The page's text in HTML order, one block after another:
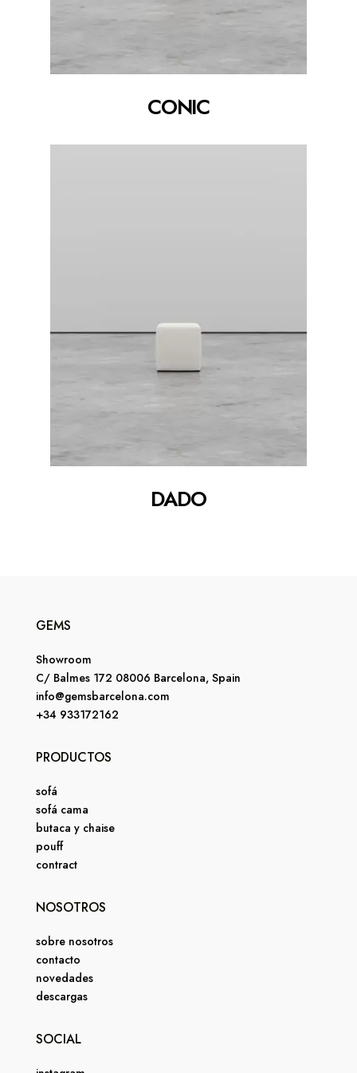
CONIC
DADO
GEMS
Showroom
C/ Balmes 172 08006 Barcelona, Spain
info@gemsbarcelona.com
+34 933172162
PRODUCTOS
sofá
sofá cama
butaca y chaise
pouff
contract
NOSOTROS
sobre nosotros
contacto
novedades
descargas
SOCIAL